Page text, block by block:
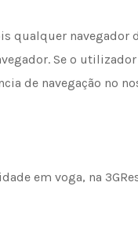
qualquer
Se o
de navegação no
em voga, na